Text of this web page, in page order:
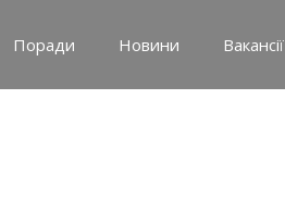
Поради Новини Вакансії